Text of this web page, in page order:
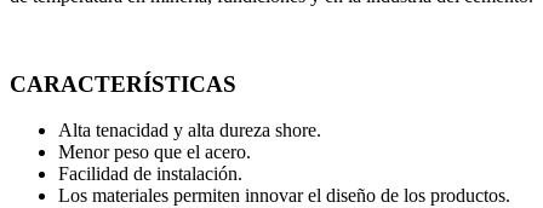
CARACTERÍSTICAS
Alta tenacidad y alta dureza shore.
Menor peso que el acero.
Facilidad de instalación.
Los materiales permiten innovar el diseño de los productos.